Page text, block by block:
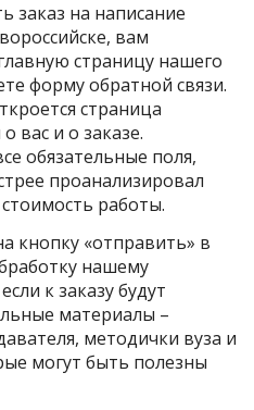
заказ на написание
вам
страницу нашего
форму обратной связи.
страница
вас и о заказе.
обязательные поля,
проанализировал
работы.
кнопку «отправить» в
нашему
к заказу будут
материалы –
методички вуза и
могут быть полезны